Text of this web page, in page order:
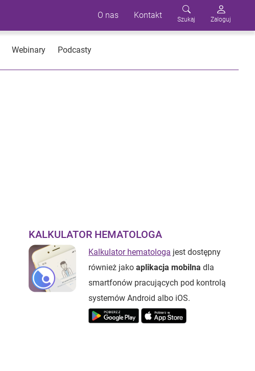
O nas Kontakt Szukaj Zaloguj
Webinary Podcasty
KALKULATOR HEMATOLOGA
Kalkulator hematologa jest dostępny
również jakoaplikacja mobilna dla
smartfonów pracujących pod kontrolą
systemów Android albo iOS.